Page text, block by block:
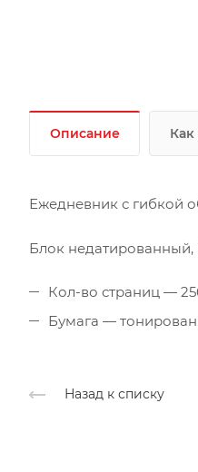
Описание Как
Ежедневник с гибкой
Блок недатированный,
Кол-во страниц —
Бумага —
Назад к списку